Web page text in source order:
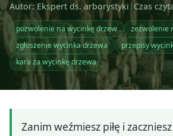
Autor: Ekspert ds. arborystyki | Czas
pozwolenie na wycinkę drzew
zezwolenie
zgłoszenie wycinka drzewa
przepisy
kara za wycinkę drzewa
Zanim weźmiesz piłę i